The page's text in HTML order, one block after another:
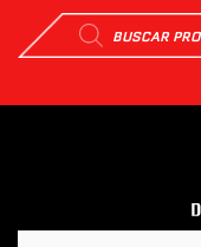
Búsqueda
de
productos